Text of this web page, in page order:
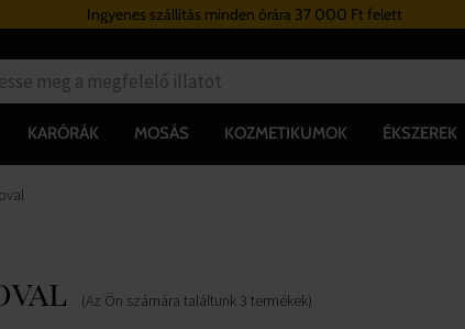
Ingyenes szállítás minden órára 37 000 Ft felett
KARÓRÁK MOSÁS KOZMETIKUMOK ÉKSZEREK
(Az Ön számára találtunk 3 termékek)